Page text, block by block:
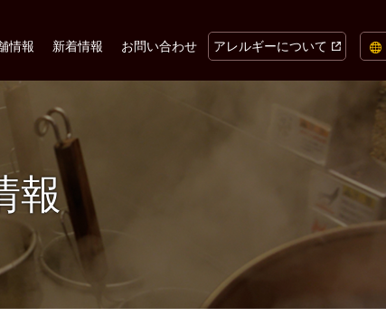
情報 新着情報 お問い合わせ アレルギーについて
報